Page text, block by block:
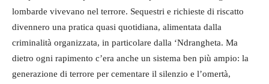
lombarde vivevano nel terrore. Sequestri e richieste di riscatto
divennero una pratica quasi quotidiana, alimentata dalla
criminalità organizzata, in particolare dalla ‘Ndrangheta. Ma
dietro ogni rapimento c’era anche un sistema ben più ampio: la
generazione di terrore per cementare il silenzio e l’omertà,